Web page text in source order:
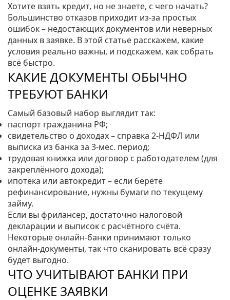
Хотите взять кредит, но не знаете, с чего начать?
Большинство отказов приходит из‑за простых
ошибок – недостающих документов или неверных
данных в заявке. В этой статье расскажем, какие
условия реально важны, и подскажем, как собрать
всё быстро.
КАКИЕ ДОКУМЕНТЫ ОБЫЧНО
ТРЕБУЮТ БАНКИ
Самый базовый набор выглядит так:
паспорт гражданина РФ;
свидетельство о доходах – справка 2‑НДФЛ или
выписка из банка за 3‑мес. период;
трудовая книжка или договор с работодателем (для
закреплённого дохода);
ипотека или автокредит – если берёте
рефинансирование, нужны бумаги по текущему
займу.
Если вы фрилансер, достаточно налоговой
декларации и выписок с расчётного счёта.
Некоторые онлайн‑банки принимают только
онлайн‑документы, так что сканировать всё сразу
будет выгодно.
ЧТО УЧИТЫВАЮТ БАНКИ ПРИ
ОЦЕНКЕ ЗАЯВКИ